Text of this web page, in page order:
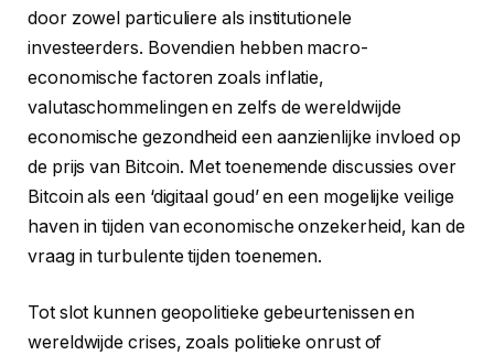
door zowel particuliere als institutionele
investeerders. Bovendien hebben macro-
economische factoren zoals inflatie,
valutaschommelingen en zelfs de wereldwijde
economische gezondheid een aanzienlijke invloed op
de prijs van Bitcoin. Met toenemende discussies over
Bitcoin als een ‘digitaal goud’ en een mogelijke veilige
haven in tijden van economische onzekerheid, kan de
vraag in turbulente tijden toenemen.
Tot slot kunnen geopolitieke gebeurtenissen en
wereldwijde crises, zoals politieke onrust of